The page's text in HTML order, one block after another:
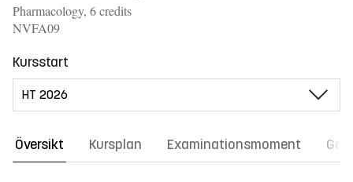
Pharmacology, 6 credits
NVFA09
Kursstart
Översikt Kursplan Examinationsmoment